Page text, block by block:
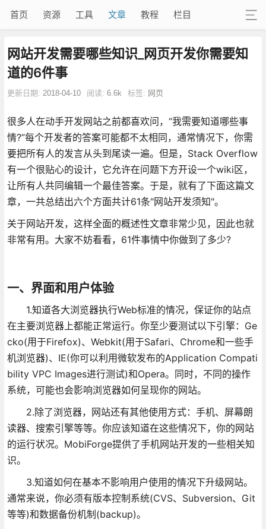
首页 资源 工具 文章 教程 栏目
网站开发需要哪些知识_网页开发你需要知
道的6件事
更新日期: 2018-04-10 阅读: 6.6k 标签: 网页
很多人在动手开发网站之前都喜欢问，“我需要知道哪些事
情?”每个开发者的答案可能都不太相同，通常情况下，你需
要把所有人的发言从头到尾读一遍。但是，Stack Overflow
有一个很贴心的设计，它允许在问题下方开设一个wiki区，
让所有人共同编辑一个最佳答案。于是，就有了下面这篇文
章，一共总结出六个方面共计61条"网站开发须知"。
关于网站开发，这样全面的概述性文章非常少见，因此也就
非常有用。大家不妨看看，61件事情中你做到了多少?
一、界面和用户体验
1.知道各大浏览器执行Web标准的情况，保证你的站点
在主要浏览器上都能正常运行。你至少要测试以下引擎：Ge
cko(用于Firefox)、Webkit(用于Safari、Chrome和一些手
机浏览器)、IE(你可以利用微软发布的Application Compati
bility VPC Images进行测试)和Opera。同时，不同的操作
系统，可能也会影响浏览器如何呈现你的网站。
2.除了浏览器，网站还有其他使用方式：手机、屏幕朗
读器、搜索引擎等等。你应该知道在这些情况下，你的网站
的运行状况。MobiForge提供了手机网站开发的一些相关知
识。
3.知道如何在基本不影响用户使用的情况下升级网站。
通常来说，你必须有版本控制系统(CVS、Subversion、Git
等等)和数据备份机制(backup)。